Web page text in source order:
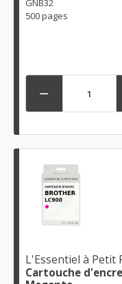
GNB32
500 pages

L'Essentiel à Petit
Cartouche